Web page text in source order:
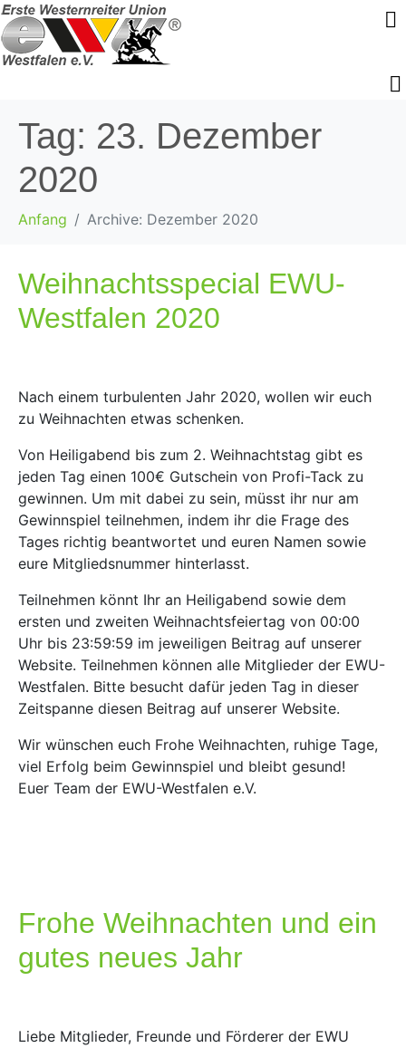
Tag: 23. Dezember
2020
Anfang Archive: Dezember 2020
Weihnachtsspecial EWU-
Westfalen 2020
Nach einem turbulenten Jahr 2020, wollen wir euch
zu Weihnachten etwas schenken.
Von Heiligabend bis zum 2. Weihnachtstag gibt es
jeden Tag einen 100€ Gutschein von Profi-Tack zu
gewinnen. Um mit dabei zu sein, müsst ihr nur am
Gewinnspiel teilnehmen, indem ihr die Frage des
Tages richtig beantwortet und euren Namen sowie
eure Mitgliedsnummer hinterlasst.
Teilnehmen könnt Ihr an Heiligabend sowie dem
ersten und zweiten Weihnachtsfeiertag von 00:00
Uhr bis 23:59:59 im jeweiligen Beitrag auf unserer
Website. Teilnehmen können alle Mitglieder der EWU-
Westfalen. Bitte besucht dafür jeden Tag in dieser
Zeitspanne diesen Beitrag auf unserer Website.
Wir wünschen euch Frohe Weihnachten, ruhige Tage,
viel Erfolg beim Gewinnspiel und bleibt gesund!
Euer Team der EWU-Westfalen e.V.
Frohe Weihnachten und ein
gutes neues Jahr
Liebe Mitglieder, Freunde und Förderer der EWU